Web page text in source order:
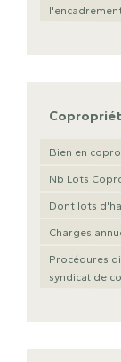
Bien en
Nb Lots
Dont lots
Charges
Procédures
syndicat de